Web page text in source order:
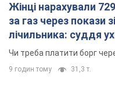
Жінці нарахували
за газ через покази
лічильника: суддя
неочікуване рішення
Чи треба платити борг
9 годин тому 31,3 т.